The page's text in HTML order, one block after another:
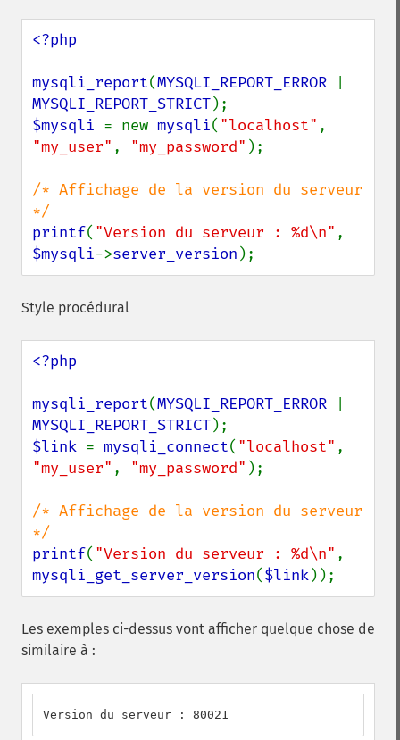
<?php
mysqli_report(MYSQLI_REPORT_ERROR
MYSQLI_REPORT_STRICT
$mysqli = new mysqli( "localhost"
"my_user" , "my_password" );
/* Affichage de la version du serveur
printf( "Version du serveur : %d\n"
$mysqli->server_version );
Style procédural
<?php
mysqli_report(MYSQLI_REPORT_ERROR
MYSQLI_REPORT_STRICT
$link = mysqli_connect( "localhost"
"my_user" , "my_password" );
/* Affichage de la version du serveur
printf( "Version du serveur : %d\n"
mysqli_get_server_version($link));
Les exemples ci-dessus vont afficher quelque chose de
similaire à :
Version du serveur : 80021